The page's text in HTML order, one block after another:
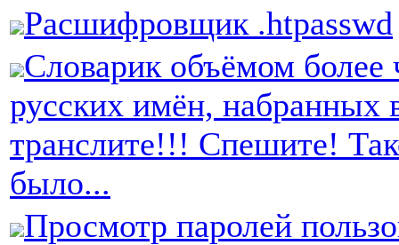
Расшифровщик .htpasswd
Словарик объёмом более
русских имён, набранных
транслите!!! Спешите!
было...
Просмотр паролей